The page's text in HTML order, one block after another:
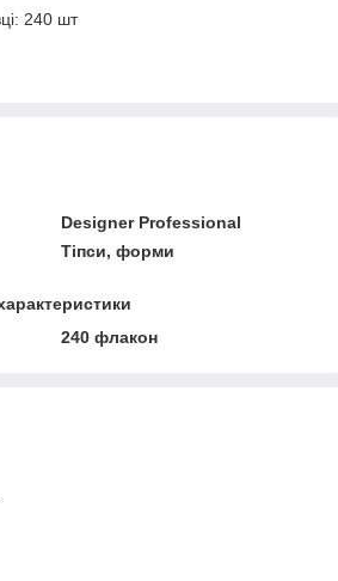
240 шт
Designer Professional
Тіпси, форми
240 флакон